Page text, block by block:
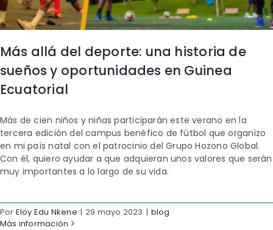
Más allá del deporte: una historia de
sueños y oportunidades en Guinea
Ecuatorial
Más de cien niños y niñas participarán este verano en la
tercera edición del campus benéfico de fútbol que organizo
en mi país natal con el patrocinio del Grupo Hozono Global.
Con él, quiero ayudar a que adquieran unos valores que serán
muy importantes a lo largo de su vida.
Por Eloy Edu Nkene | 29 mayo 2023 | blog
Más información